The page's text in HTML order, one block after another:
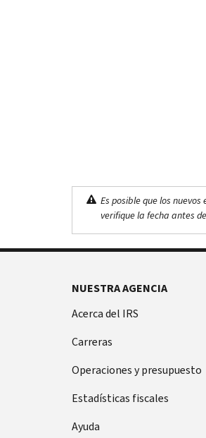
Es posible que los
verifique la fecha antes
NUESTRA AGENCIA
Acerca del IRS
Carreras
Operaciones y presupuesto
Estadísticas fiscales
Ayuda